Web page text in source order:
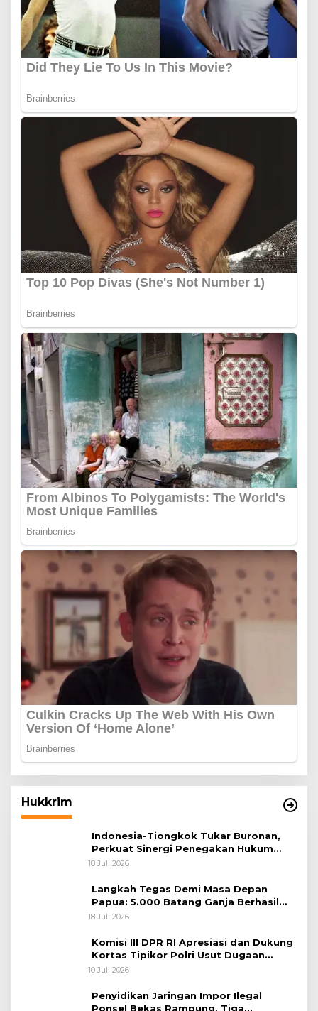
Hukkrim
Indonesia-Tiongkok Tukar Buronan,
Perkuat Sinergi Penegakan Hukum
Lintas Negara
18 Juli 2026
Langkah Tegas Demi Masa Depan
Papua: 5.000 Batang Ganja Berhasil
Diungkap Koops TNI Habema
18 Juli 2026
Komisi III DPR RI Apresiasi dan Dukung
Kortas Tipikor Polri Usut Dugaan
Korupsi Batu Bara
10 Juli 2026
Penyidikan Jaringan Impor Ilegal
Ponsel Bekas Rampung, Tiga